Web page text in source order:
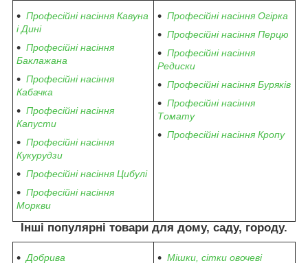
Професійні насіння Кавуна
і Дині
Професійні насіння
Баклажана
Професійні насіння
Кабачка
Професійні насіння
Капусти
Професійні насіння
Кукурудзи
Професійні насіння Цибулі
Професійні насіння
Моркви
Професійні насіння Огірка
Професійні насіння Перцю
Професійні насіння
Редиски
Професійні насіння Буряків
Професійні насіння
Томату
Професійні насіння Кропу
Інші популярні товари для дому, саду, городу.
Добрива
Мішки, сітки овочеві